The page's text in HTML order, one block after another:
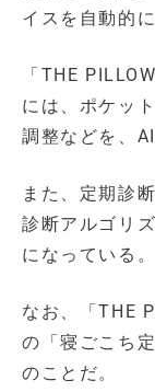
イスを自動的
「THE
には、ポケッ
調整などを、
また、定期診
診断アルゴリ
になっている。
なお、「THE
の「寝ごこち
のことだ。